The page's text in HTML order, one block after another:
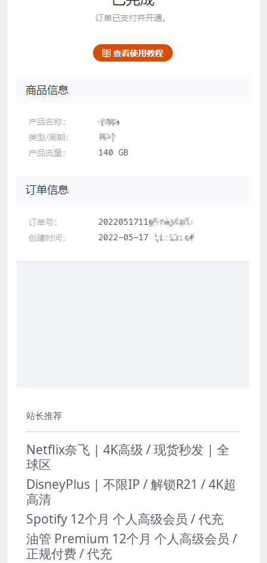
站长推荐
Netflix奈飞 | 4K高级 / 现货秒发 | 全
球区
DisneyPlus | 不限IP / 解锁R21 / 4K超
高清
Spotify 12个月 个人高级会员 / 代充
油管 Premium 12个月 个人高级会员 /
正规付费 / 代充